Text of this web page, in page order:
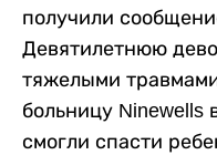
получили
Девятилетнюю
тяжелыми
больницу Ninewells
смогли спасти